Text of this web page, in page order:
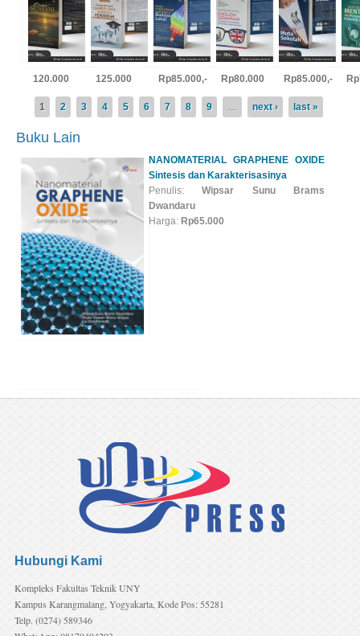
120.000 125.000 Rp85.000,- Rp80.000 Rp85.000,-
Pages
1 2 3 4 5 6 7 8 9 … next › last »
Buku Lain
NANOMATERIAL GRAPHENE OXIDE
Penulis:
Wipsar Sunu Brams
(Prapesan) Persamaan Diferensial Autonomous
Hartono, Nikenasih Binatari
Hubungi Kami
Kompleks Fakultas Teknik UNY
Kampus Karangmalang, Yogyakarta, Kode Pos: 55281
Telp. (0274) 589346